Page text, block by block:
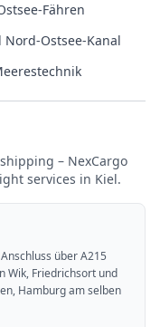
Fähren
Ostsee-Kanal
– NexCargo
services in Kiel.
über A215
Wik, Friedrichsort und
Hamburg am selben